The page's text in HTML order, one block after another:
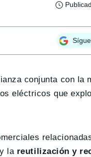
conjunta con la
eléctricos que
la reutilización y